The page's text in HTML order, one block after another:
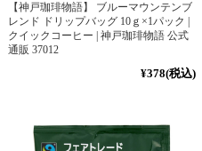
【神戸珈琲物語】 ブルーマウンテンブ
レンド ドリップバッグ 10ｇ×1パック |
クイックコーヒー | 神戸珈琲物語 公式
通販 37012
¥378(税込)